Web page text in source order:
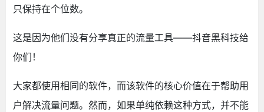
只保持在个位数。
这是因为他们没有分享真正的流量工具——抖音黑科技给
你们！
大家都使用相同的软件，而该软件的核心价值在于帮助用
户解决流量问题。然而，如果单纯依赖这种方式，并不能